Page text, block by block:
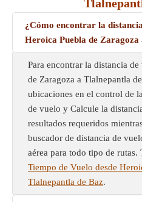
¿Cómo encontrar la
Heroica Puebla de Zaragoza
Para encontrar la distancia
de Zaragoza a Tlalnepantla
ubicaciones en el control de
de vuelo y Calcule la
resultados requeridos
buscador de distancia de
aérea para todo tipo de rutas.
Tiempo de Vuelo desde
Tlalnepantla de Baz.